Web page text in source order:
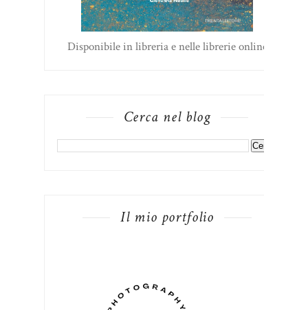
Disponibile in libreria e nelle librerie online
Cerca nel blog
Il mio portfolio